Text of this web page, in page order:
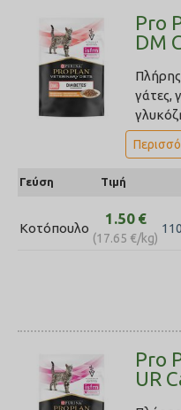
Pro
DM
Πλήρης
γάτες,
Γεύση Τιμή
Κοτόπουλο
1.50 €
(17.65 €/kg)
Pro
UR